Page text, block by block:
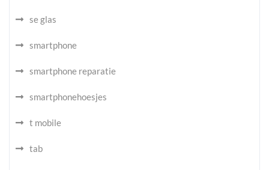
se glas
smartphone
smartphone reparatie
smartphonehoesjes
t mobile
tab